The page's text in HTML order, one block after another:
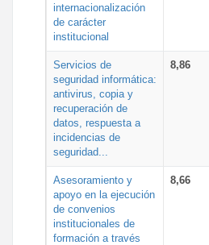
internacionalización
de carácter
institucional
Servicios de
seguridad informática:
antivirus, copia y
recuperación de
datos, respuesta a
incidencias de
seguridad...
8,86
Asesoramiento y
apoyo en la ejecución
de convenios
institucionales de
formación a través
8,66